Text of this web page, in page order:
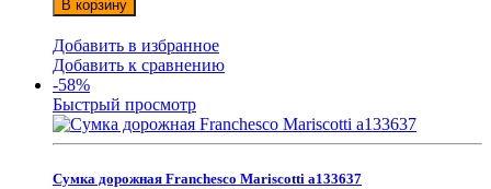
В корзину
Добавить в избранное
Добавить к сравнению
-58%
Быстрый просмотр
Сумка дорожная Franchesco Mariscotti а133637